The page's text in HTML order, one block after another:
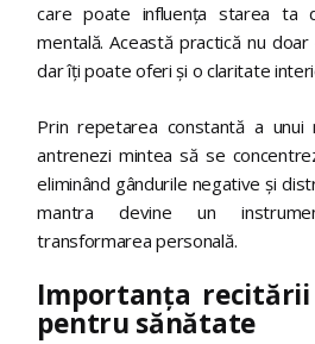
care poate influența starea ta
mentală. Această practică nu
dar îți poate oferi și o claritate
Prin repetarea constantă a unui
antrenezi mintea să se
eliminând gândurile negative și
mantra devine un
transformarea personală.
Importanța
pentru sănătate